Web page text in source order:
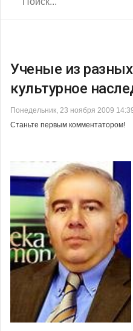
Ученые из
культурное
Понедельник, 23 ноября 2009
Станьте первым комментатором!